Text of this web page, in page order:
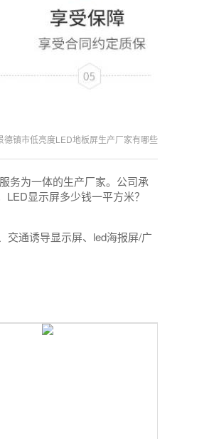
德镇市低亮度LED地板屏生产厂家有哪些
务为一体的生产厂家。公司承
显示屏多少钱一平方米？
交通诱导显示屏、led海报屏/广